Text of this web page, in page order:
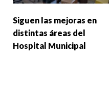
Siguen las mejoras en
distintas áreas del
Hospital Municipal